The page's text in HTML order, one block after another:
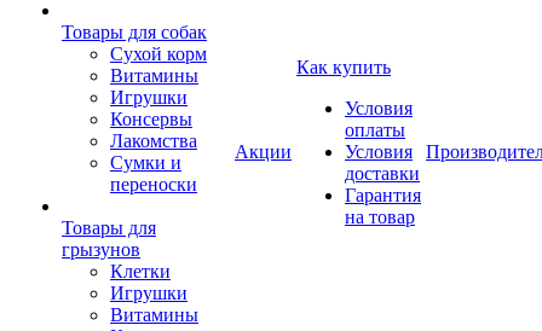
Товары для собак
Cухой корм
Витамины
Игрушки
Консервы
Лакомства
Сумки и
переноски
Товары для
грызунов
Клетки
Игрушки
Витамины
Акции
Как купить
Условия
оплаты
Условия
доставки
Гарантия
на товар